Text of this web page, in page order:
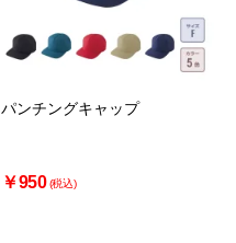
パンチングキャップ
￥950 (税込)